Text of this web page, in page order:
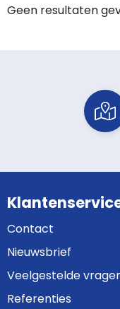
Geen resultaten
Contact
Nieuwsbrief
Veelgestelde
Referenties